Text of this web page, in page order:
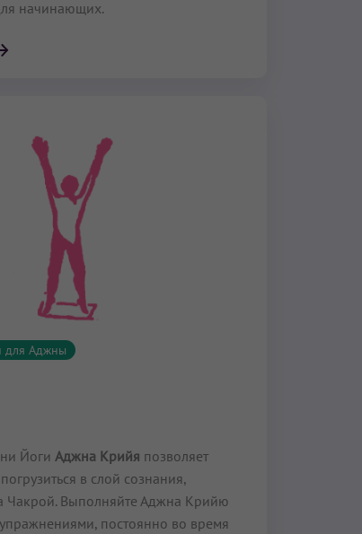
начинающих.
для Аджны
Йоги Аджна Крийя позволяет
в слой сознания,
Чакрой. Выполняйте Аджна Крийю
постоянно во время